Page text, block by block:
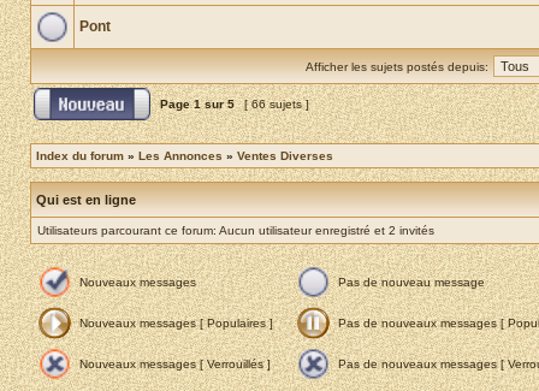
Pont
Afficher les sujets postés depuis:
Page1sur5 [ 66 sujets ]
Index du forum » Les Annonces » Ventes Diverses
Qui est en ligne
Utilisateurs parcourant ce forum: Aucun utilisateur enregistré et 2 invités
Nouveaux messages Pas de nouveau message
Nouveaux messages [ Populaires ] Pas de nouveaux messages [
Nouveaux messages [ Verrouillés ] Pas de nouveaux messages [